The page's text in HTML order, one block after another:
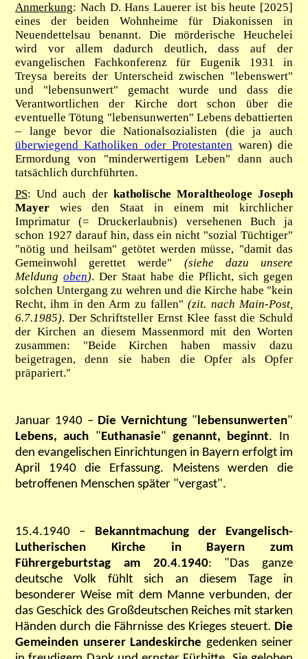
Anmerkung: Nach D. Hans Lauerer ist bis heute [2025]
eines der beiden Wohnheime für Diakonissen in
Neuendettelsau benannt. Die mörderische Heuchelei
wird vor allem dadurch deutlich, dass auf der
evangelischen Fachkonferenz für Eugenik 1931 in
Treysa bereits der Unterscheid zwischen "lebenswert"
und "lebensunwert" gemacht wurde und dass die
Verantwortlichen der Kirche dort schon über die
eventuelle Tötung "lebensunwerten" Lebens debattierten
– lange bevor die Nationalsozialisten (die ja auch
überwiegend Katholiken oder Protestanten waren) die
Ermordung von "minderwertigem Leben" dann auch
tatsächlich durchführten.
PS: Und auch der katholische Moraltheologe Joseph
Mayer wies den Staat in einem mit kirchlicher
Imprimatur (= Druckerlaubnis) versehenen Buch ja
schon 1927 darauf hin, dass ein nicht "sozial Tüchtiger"
"nötig und heilsam" getötet werden müsse, "damit das
Gemeinwohl gerettet werde" (siehe dazu unsere
Meldung oben). Der Staat habe die Pflicht, sich gegen
solchen Untergang zu wehren und die Kirche habe "kein
Recht, ihm in den Arm zu fallen"(zit. nach Main-Post,
6.7.1985). Der Schriftsteller Ernst Klee fasst die Schuld
der Kirchen an diesem Massenmord mit den Worten
zusammen: "Beide Kirchen haben massiv dazu
beigetragen, denn sie haben die Opfer als Opfer
präpariert."
Januar 1940 – Die Vernichtung "lebensunwerten"
Lebens, auch "Euthanasie" genannt, beginnt. In
den evangelischen Einrichtungen in Bayern erfolgt im
April 1940 die Erfassung. Meistens werden die
betroffenen Menschen später "vergast".
15.4.1940 – Bekanntmachung der Evangelisch-
Lutherischen Kirche in Bayern zum
Führergeburtstag am 20.4.1940:
"Das ganze
deutsche Volk fühlt sich an diesem Tage in
besonderer Weise mit dem Manne verbunden, der
das Geschick des Großdeutschen Reiches mit starken
Händen durch die Fährnisse des Krieges steuert. Die
Gemeinden unserer Landeskirche gedenken seiner